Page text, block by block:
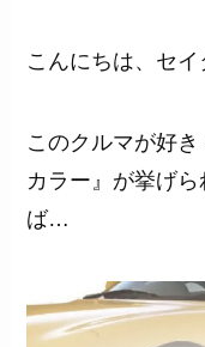
こんにちは、セイ
このクルマが好
カラー』が挙げ
ば…